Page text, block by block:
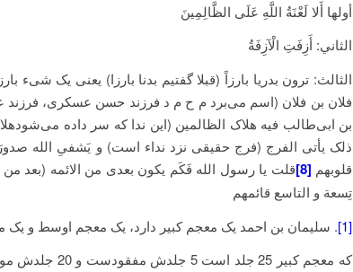
أولها أَلا لَعْنَةُ اللَّهِ عَلَى الظَّالِمِينَ
الثاني: أَزِفَتِ الْآزِفَةُ
الثالث: ترون بدريا بارزاً (قبلا گفتیم بدنا بارزا) یعنی یک شیء
فلان بن فلان (اسم می‌برد م ح م د فرزند حسن عسکری، فرزند
بن ابی‌طالب فیه هلاک الظالمین (این ندا که سر داده
ذلک یأتی الفرج (فرج حقیقی نزد نداء است) و یَشفیِ الله
قلوبهم [8]
قلت یا رسول الله فَکَم یکون بعدی من الائمه (بعد
تِسعة و التاسع قائمهم
[1]
. سلیمان بن احمد یک معجم کبیر دارد، یک معجم اوسط و یک
که معجم کبیر 25